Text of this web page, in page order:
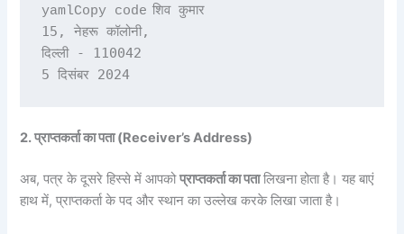
yamlCopy code शिव कुमार
15, नेहरू कॉलोनी,
दिल्ली - 110042
5 दिसंबर 2024
2. प्राप्तकर्ता का पता (Receiver’s Address)
अब, पत्र के दूसरे हिस्से में आपकोप्राप्तकर्ता का पतालिखना होता है। यह बाएं
हाथ में, प्राप्तकर्ता के पद और स्थान का उल्लेख करके लिखा जाता है।